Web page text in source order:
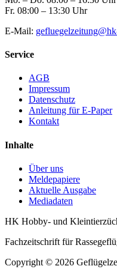
Fr. 08:00 – 13:30 Uhr
E-Mail:
Service
AGB
Impressum
Datenschutz
Anleitung für E-Paper
Kontakt
Inhalte
Über uns
Meldepapiere
Aktuelle Ausgabe
Mediadaten
HK Hobby- und
Fachzeitschrift für
Copyright © 2026